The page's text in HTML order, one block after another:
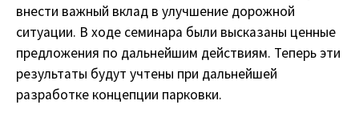
внести важный вклад в улучшение дорожной
ситуации. В ходе семинара были высказаны ценные
предложения по дальнейшим действиям. Теперь эти
результаты будут учтены при дальнейшей
разработке концепции парковки.